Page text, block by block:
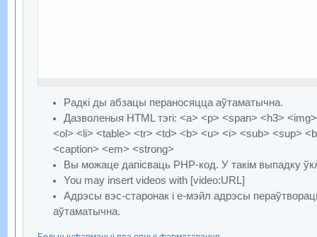
Радкі ды абзацы пераносяцца аўтаматычна.
Дазволеныя HTML тэгі: <a> <p> <span> <h3>
<ol> <li> <table> <tr> <td> <b> <u> <i> <sub> <sup>
<caption> <em> <strong>
Вы можаце дапісваць PHP-код. У такім выпадку
You may insert videos with [video:URL]
Адрэсы вэс-старонак і е-мэйл адрэсы
аўтаматычна.